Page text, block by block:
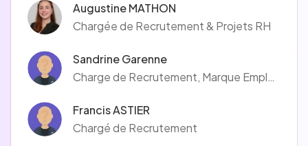
Augustine MATHON
Chargée de Recrutement & Projets RH
Sandrine Garenne
Charge de Recrutement, Marque Employeur
Francis ASTIER
Chargé de Recrutement